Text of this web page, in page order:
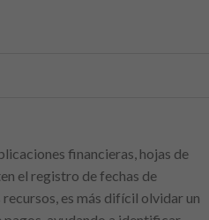
financieras, hojas de
el registro de fechas de
es más difícil olvidar un